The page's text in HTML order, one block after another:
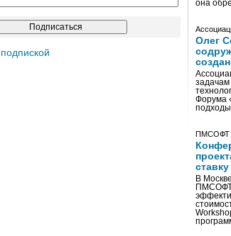
она
Олег
Форума
ПМСОФТ
В
ПМСОФТ